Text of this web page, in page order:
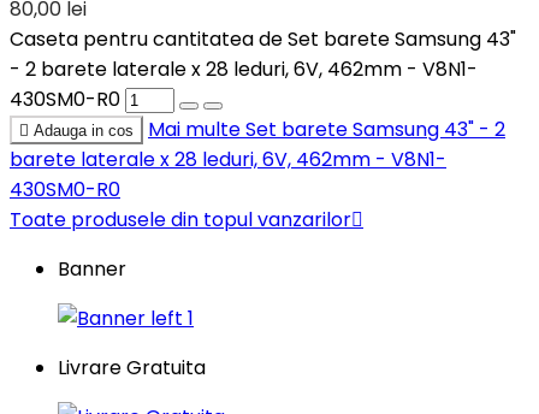
80,00 lei
Caseta pentru cantitatea de Set barete Samsung 43"
- 2 barete laterale x 28 leduri, 6V, 462mm - V8N1-
430SM0-R0
 Adauga in cos Mai multeSet barete Samsung 43" - 2
barete laterale x 28 leduri, 6V, 462mm - V8N1-
430SM0-R0
Toate produsele din topul vanzarilor
Banner
Livrare Gratuita